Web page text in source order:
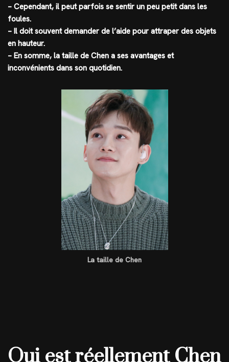
– Cependant, il peut parfois se sentir un peu petit dans les
foules.
– Il doit souvent demander de l’aide pour attraper des objets
en hauteur.
– En somme, la taille de Chen a ses avantages et
inconvénients dans son quotidien.
La taille de Chen
Qui est réellement Chen